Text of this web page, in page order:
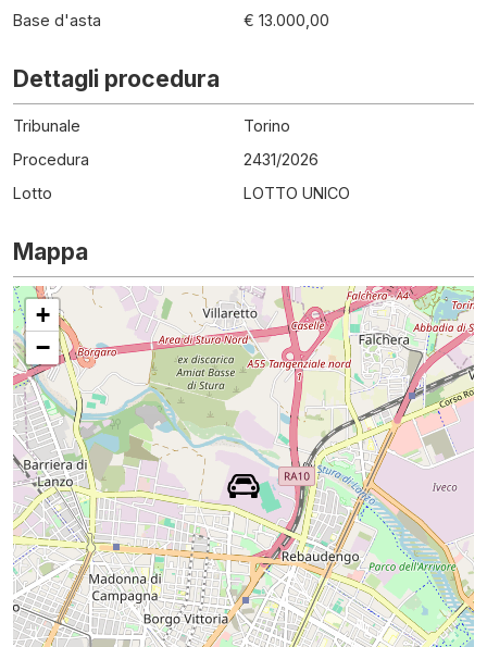
Base d'asta
€ 13.000,00
Dettagli procedura
Tribunale
Torino
Procedura
2431/2026
Lotto
LOTTO UNICO
Mappa
+
−